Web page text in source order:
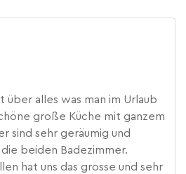
über alles was man im Urlaub
große Küche mit ganzem
sind sehr geräumig und
beiden Badezimmer.
hat uns das grosse und sehr